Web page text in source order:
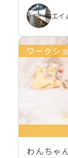
エイ
ワークシ
わんちゃ